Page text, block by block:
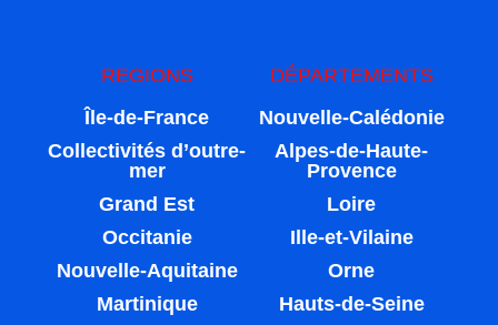
REGIONS
Île-de-France
Collectivités d’outre-
mer
Grand Est
Occitanie
Nouvelle-Aquitaine
Martinique
DÉPARTEMENTS
Nouvelle-Calédonie
Alpes-de-Haute-
Provence
Loire
Ille-et-Vilaine
Orne
Hauts-de-Seine